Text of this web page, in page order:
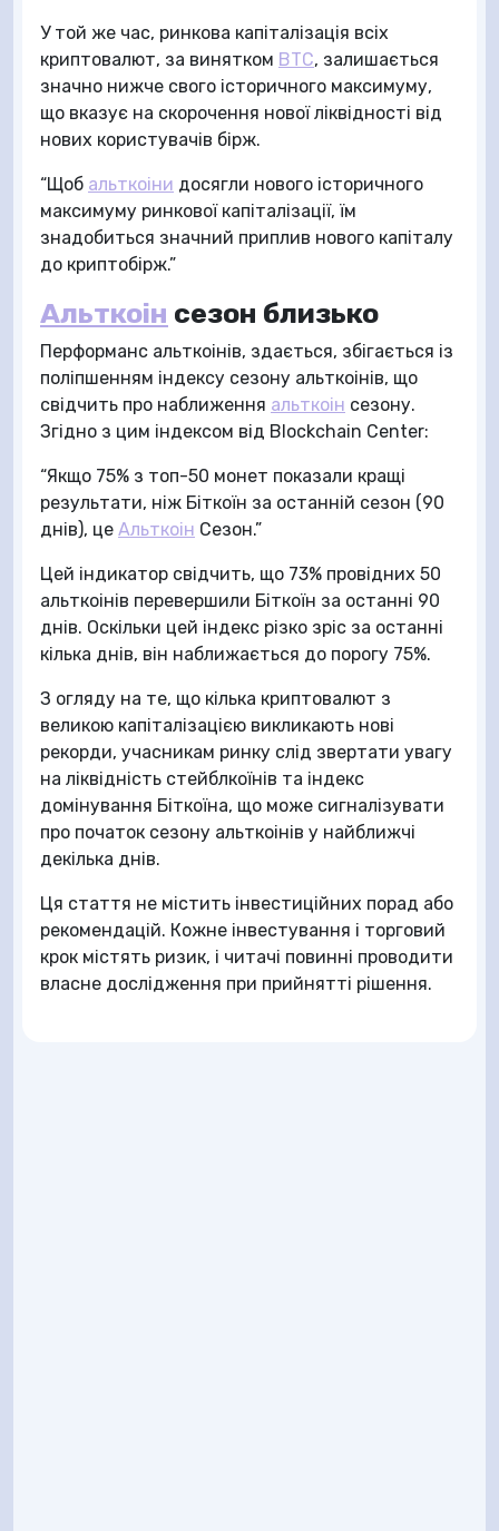
У той же час, ринкова капіталізація всіх
криптовалют, за винятком BTC, залишається
значно нижче свого історичного максимуму,
що вказує на скорочення нової ліквідності від
нових користувачів бірж.
“Щоб альткоіни досягли нового історичного
максимуму ринкової капіталізації, їм
знадобиться значний приплив нового капіталу
до криптобірж.”
Альткоін сезон близько
Перформанс альткоінів, здається, збігається із
поліпшенням індексу сезону альткоінів, що
свідчить про наближення альткоін сезону.
Згідно з цим індексом від Blockchain Center:
“Якщо 75% з топ-50 монет показали кращі
результати, ніж Біткоїн за останній сезон (90
днів), це Альткоін Сезон.”
Цей індикатор свідчить, що 73% провідних 50
альткоінів перевершили Біткоїн за останні 90
днів. Оскільки цей індекс різко зріс за останні
кілька днів, він наближається до порогу 75%.
З огляду на те, що кілька криптовалют з
великою капіталізацією викликають нові
рекорди, учасникам ринку слід звертати увагу
на ліквідність стейблкоїнів та індекс
домінування Біткоїна, що може сигналізувати
про початок сезону альткоінів у найближчі
декілька днів.
Ця стаття не містить інвестиційних порад або
рекомендацій. Кожне інвестування і торговий
крок містять ризик, і читачі повинні проводити
власне дослідження при прийнятті рішення.